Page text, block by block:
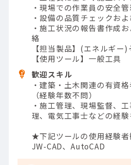
・現場での作業員の安全
・設備の品質チェックお
・施工状況の報告書作成
絡
【担当製品】(エネルギー
【使用ツール】一般工具
歓迎スキル
・建築・土木関連の有資
（経験年数不問）
・施工管理、現場監督、
理、電気工事士などの経
★下記ツールの使用経験者
JW-CAD、AutoCAD